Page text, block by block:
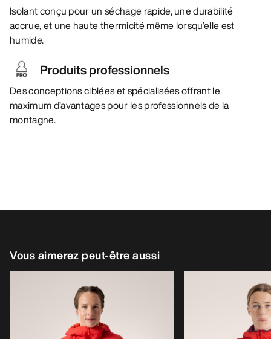
Isolant conçu pour un séchage rapide, une durabilité
accrue, et une haute thermicité même lorsqu’elle est
humide.
Produits professionnels
Des conceptions ciblées et spécialisées offrant le
maximum d’avantages pour les professionnels de la
montagne.
Vous aimerez peut-être aussi